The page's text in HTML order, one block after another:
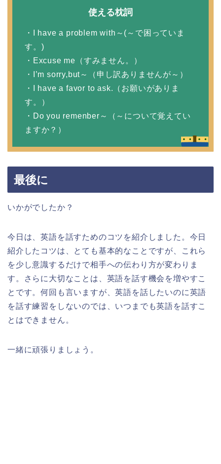
使える枕詞
・I have a problem with～(～で困っていま
す。)
・Excuse me（すみません。）
・I’m sorry,but～（申し訳ありませんが～）
・I have a favor to ask.（お願いがありま
す。）
・Do you remenber～（～について覚えてい
ますか？）
最後に
いかがでしたか？
今日は、英語を話すためのコツを紹介しました。今日
紹介したコツは、とても基本的なことですが、これら
を少し意識するだけで相手への伝わり方が変わりま
す。さらに大切なことは、英語を話す機会を増やすこ
とです。何回も言いますが、英語を話したいのに英語
を話す練習をしないのでは、いつまでも英語を話すこ
とはできません。
一緒に頑張りましょう。